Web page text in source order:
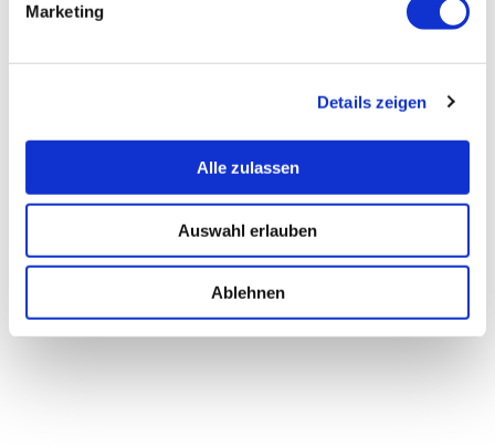
Marketing
Details zeigen
Alle zulassen
Auswahl erlauben
Ablehnen